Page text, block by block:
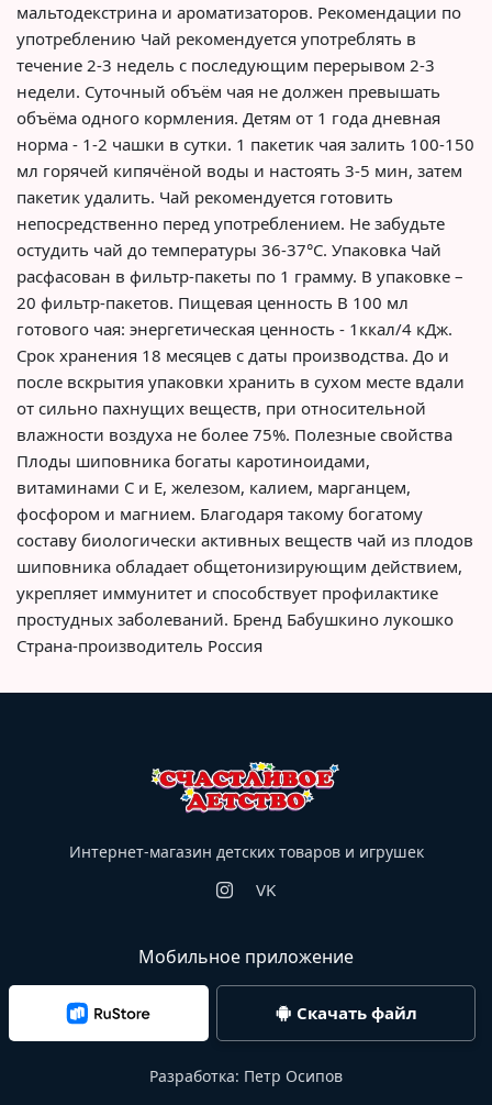
мальтодекстрина и ароматизаторов. Рекомендации по
употреблению Чай рекомендуется употреблять в
течение 2-3 недель с последующим перерывом 2-3
недели. Суточный объём чая не должен превышать
объёма одного кормления. Детям от 1 года дневная
норма - 1-2 чашки в сутки. 1 пакетик чая залить 100-150
мл горячей кипячёной воды и настоять 3-5 мин, затем
пакетик удалить. Чай рекомендуется готовить
непосредственно перед употреблением. Не забудьте
остудить чай до температуры 36-37°С. Упаковка Чай
расфасован в фильтр-пакеты по 1 грамму. В упаковке –
20 фильтр-пакетов. Пищевая ценность В 100 мл
готового чая: энергетическая ценность - 1ккал/4 кДж.
Срок хранения 18 месяцев с даты производства. До и
после вскрытия упаковки хранить в сухом месте вдали
от сильно пахнущих веществ, при относительной
влажности воздуха не более 75%. Полезные свойства
Плоды шиповника богаты каротиноидами,
витаминами С и Е, железом, калием, марганцем,
фосфором и магнием. Благодаря такому богатому
составу биологически активных веществ чай из плодов
шиповника обладает общетонизирующим действием,
укрепляет иммунитет и способствует профилактике
простудных заболеваний. Бренд Бабушкино лукошко
Страна-производитель Россия
Интернет-магазин детских товаров и игрушек
VK
Мобильное приложение
Скачать файл
Разработка: Петр Осипов